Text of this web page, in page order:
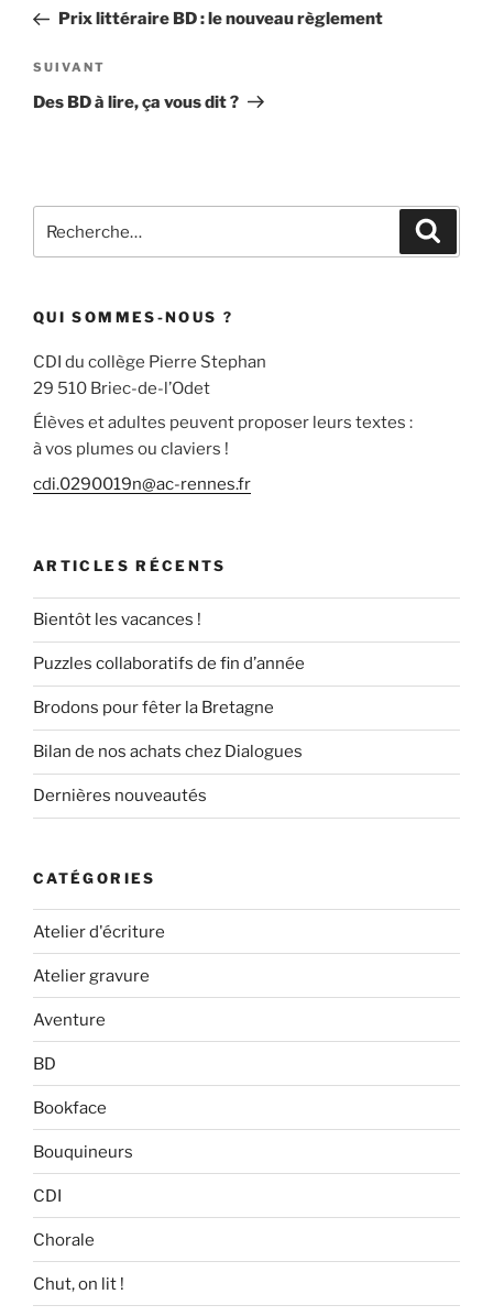
l’article
précédent
Prix littéraire BD : le nouveau règlement
Article
suivant
SUIVANT
Des BD à lire, ça vous dit ?
pour
QUI SOMMES-NOUS ?
CDI du collège Pierre Stephan
29 510 Briec-de-l’Odet
Élèves et adultes peuvent proposer leurs textes :
à vos plumes ou claviers !
cdi.0290019n@ac-rennes.fr
ARTICLES RÉCENTS
Bientôt les vacances !
Puzzles collaboratifs de fin d’année
Brodons pour fêter la Bretagne
Bilan de nos achats chez Dialogues
Dernières nouveautés
CATÉGORIES
Atelier d'écriture
Atelier gravure
Aventure
BD
Bookface
Bouquineurs
CDI
Chorale
Chut, on lit !